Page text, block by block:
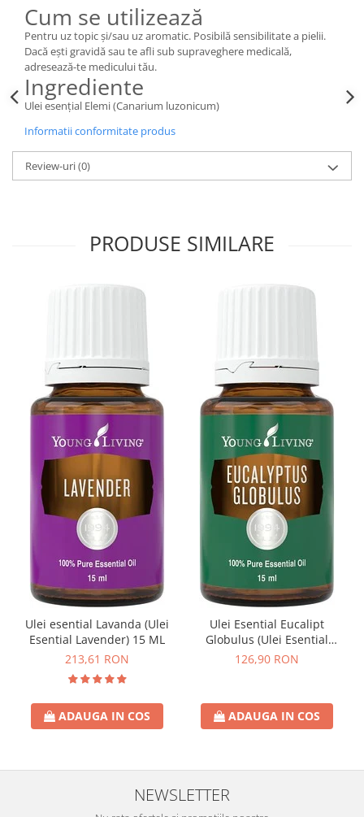
Cum se utilizează
Pentru uz topic și/sau uz aromatic. Posibilă sensibilitate a pielii.
Dacă ești gravidă sau te afli sub supraveghere medicală,
adresează-te medicului tău.
Ingrediente
Ulei esențial Elemi (Canarium luzonicum)
Informatii conformitate produs
Review-uri(0)
PRODUSE SIMILARE
Ulei esential Lavanda (Ulei
Esential Lavender) 15 ML
213,61 RON
ADAUGA IN COS
Ulei Esential Eucalipt
Globulus (Ulei Esential
Eucalyptus Globulus) 15 ML
126,90 RON
ADAUGA IN COS
NEWSLETTER